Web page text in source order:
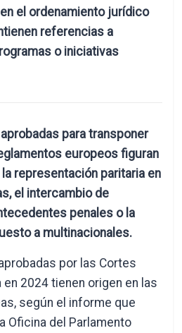
el ordenamiento jurídico
referencias a
o iniciativas
para transponer
europeos figuran
representación paritaria en
el intercambio de
penales o la
a multinacionales.
por las Cortes
en 2024 tienen origen en las
según el informe que
Oficina del Parlamento